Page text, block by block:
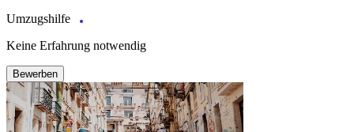
Umzugshilfe
Keine Erfahrung notwendig
Bewerben